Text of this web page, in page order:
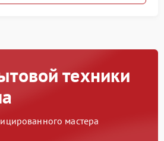
техники
мастера